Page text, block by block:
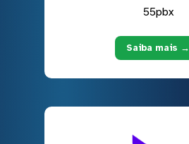
55pbx
Saiba mais →